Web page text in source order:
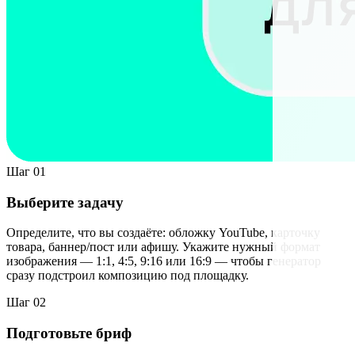
Шаг 01
Выберите задачу
Определите, что вы создаёте: обложку YouTube, карточку
товара, баннер/пост или афишу. Укажите нужный формат
изображения — 1:1, 4:5, 9:16 или 16:9 — чтобы генератор
сразу подстроил композицию под площадку.
Шаг 02
Подготовьте бриф